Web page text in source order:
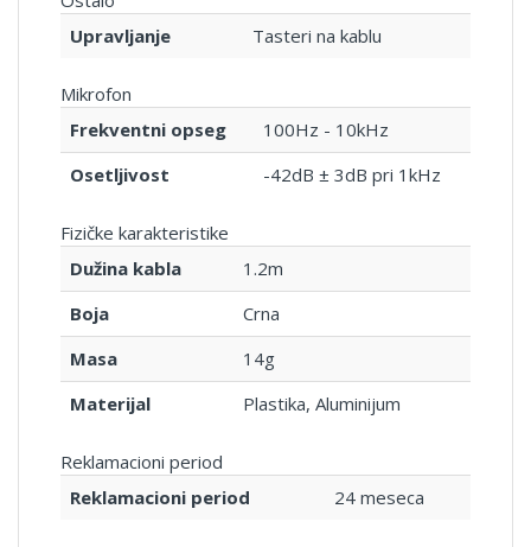
Upravljanje
Tasteri na kablu
Mikrofon
Frekventni opseg
100Hz - 10kHz
Osetljivost
-42dB ± 3dB pri 1kHz
Fizičke karakteristike
Dužina kabla
1.2m
Boja
Crna
Masa
14g
Materijal
Plastika, Aluminijum
Reklamacioni period
Reklamacioni period
24 meseca